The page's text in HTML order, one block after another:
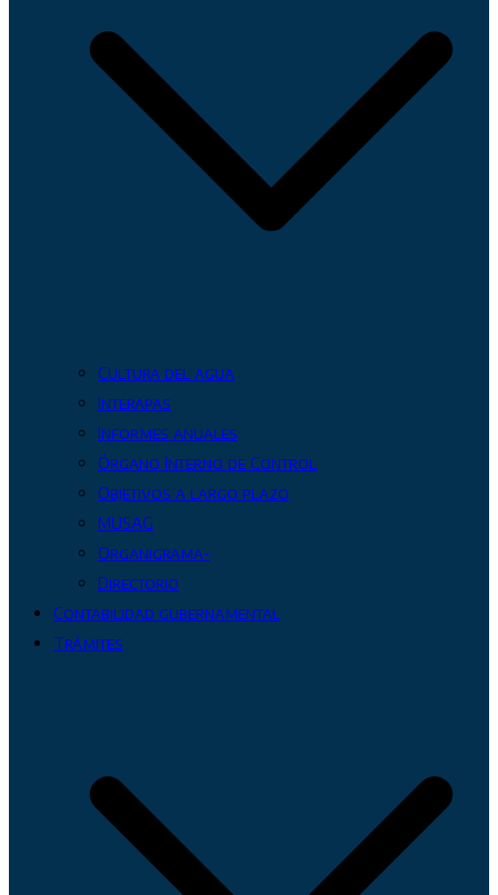
Cultura del agua
Interapas
Informes anuales
Órgano Interno de Control
Objetivos a largo plazo
MUSAG
Organigrama-
Directorio
Contabilidad gubernamental
Trámites